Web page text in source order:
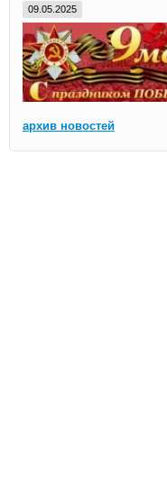
09.05.2025
архив новостей